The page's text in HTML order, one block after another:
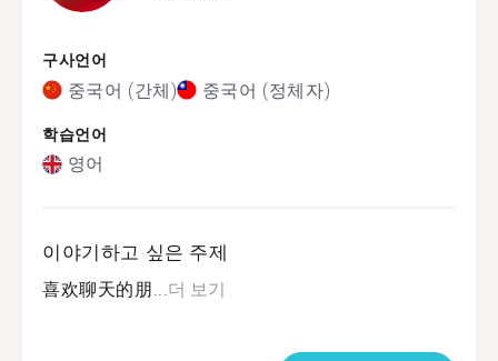
구사언어
중국어 (간체) 중국어 (정체자)
학습언어
영어
이야기하고 싶은 주제
喜欢聊天的朋...더 보기